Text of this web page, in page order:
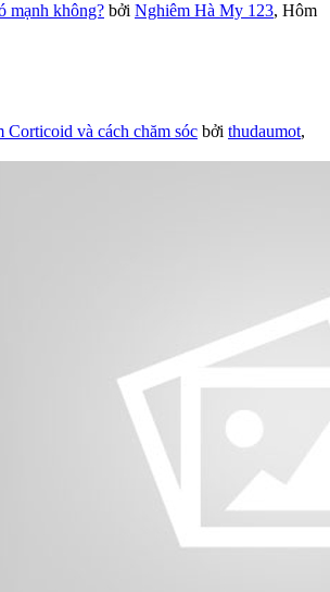
mạnh không? bởi Nghiêm Hà My 123, Hôm
Corticoid và cách chăm sóc bởi thudaumot,